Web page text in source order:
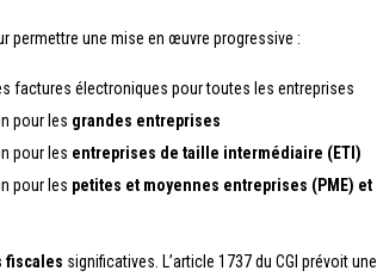
permettre une mise en œuvre progressive :
factures électroniques pour toutes les entreprises
pour les grandes entreprises
pour les entreprises de taille intermédiaire (ETI)
pour les petites et moyennes entreprises (PME) et
fiscales significatives. L’article 1737 du CGI prévoit une